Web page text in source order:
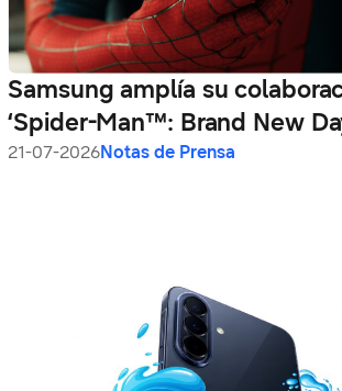
Samsung amplía su
‘Spider-Man™: Brand New
Sony Pictures con un nuevo
21-07-2026Notas de Prensa